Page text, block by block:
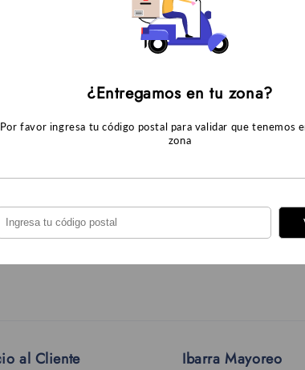
Fibra
Fregón
Mini
Para poder comprar,
BOLSA - 25 artículos
al Cliente Ibarra Mayoreo
¿Entregamos en tu zona?
Por favor ingresa tu código postal para validar que tenemos
zona